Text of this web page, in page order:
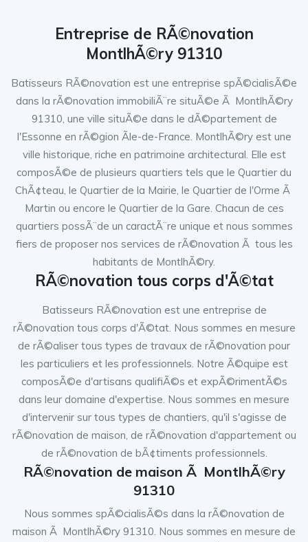
Entreprise de RÃ©novation
MontlhÃ©ry 91310
Batisseurs RÃ©novation est une entreprise spÃ©cialisÃ©e
dans la rÃ©novation immobiliÃ¨re situÃ©e Ã MontlhÃ©ry
91310, une ville situÃ©e dans le dÃ©partement de
l'Essonne en rÃ©gion Ãle-de-France. MontlhÃ©ry est une
ville historique, riche en patrimoine architectural. Elle est
composÃ©e de plusieurs quartiers tels que le Quartier du
ChÃ¢teau, le Quartier de la Mairie, le Quartier de l'Orme Ã
Martin ou encore le Quartier de la Gare. Chacun de ces
quartiers possÃ¨de un caractÃ¨re unique et nous sommes
fiers de proposer nos services de rÃ©novation Ã tous les
habitants de MontlhÃ©ry.
RÃ©novation tous corps d'Ã©tat
Batisseurs RÃ©novation est une entreprise de
rÃ©novation tous corps d'Ã©tat. Nous sommes en mesure
de rÃ©aliser tous types de travaux de rÃ©novation pour
les particuliers et les professionnels. Notre Ã©quipe est
composÃ©e d'artisans qualifiÃ©s et expÃ©rimentÃ©s
dans leur domaine d'expertise. Nous sommes en mesure
d'intervenir sur tous types de chantiers, qu'il s'agisse de
rÃ©novation de maison, de rÃ©novation d'appartement ou
de rÃ©novation de bÃ¢timents professionnels.
RÃ©novation de maison Ã MontlhÃ©ry
91310
Nous sommes spÃ©cialisÃ©s dans la rÃ©novation de
maison Ã MontlhÃ©ry 91310. Nous sommes en mesure de